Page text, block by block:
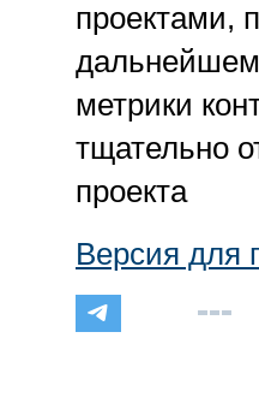
проектами,
дальнейшем
метрики
тщательно
проекта
Версия для